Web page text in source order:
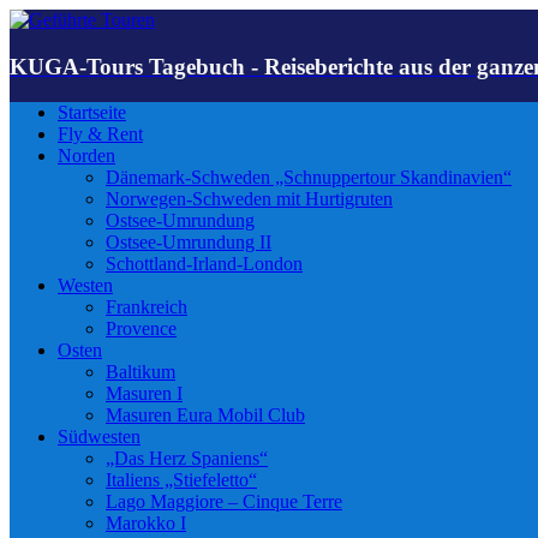
KUGA-Tours Tagebuch - Reiseberichte aus der
Startseite
Fly & Rent
Norden
Dänemark-Schweden „Schnuppertour Skandinavien“
Norwegen-Schweden mit Hurtigruten
Ostsee-Umrundung
Ostsee-Umrundung II
Schottland-Irland-London
Westen
Frankreich
Provence
Osten
Baltikum
Masuren I
Masuren Eura Mobil Club
Südwesten
„Das Herz Spaniens“
Italiens „Stiefeletto“
Lago Maggiore – Cinque Terre
Marokko I